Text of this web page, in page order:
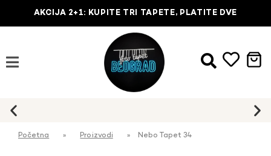
AKCIJA 2+1: KUPITE TRI TAPETE, PLATITE DVE
Početna » Proizvodi » Nebo Tapet 34